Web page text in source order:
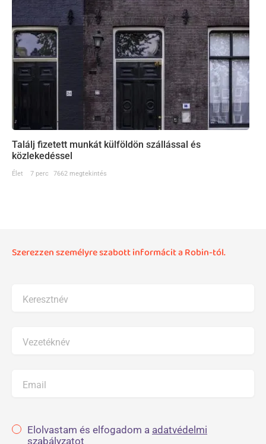
Találj fizetett munkát külföldön szállással és
közlekedéssel
Élet 7 perc 7662 megtekintés
Szerezzen személyre szabott informácit a Robin-tól.
Keresztnév
Vezetéknév
Email
Elolvastam és elfogadom a adatvédelmi
szabályzatot